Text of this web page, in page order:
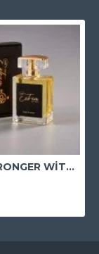
PURE STRONGER WİTH YOU ABSOLUTELY